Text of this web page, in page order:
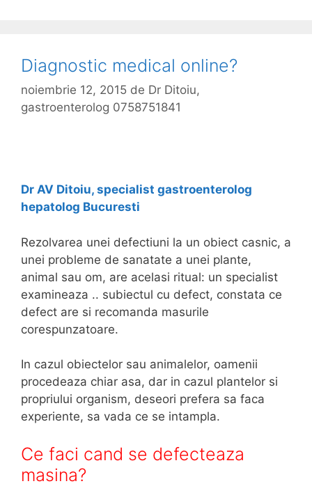
Diagnostic medical online?
noiembrie 12, 2015 de Dr Ditoiu,
gastroenterolog 0758751841
Dr AV Ditoiu, specialist gastroenterolog
hepatolog Bucuresti
Rezolvarea unei defectiuni la un obiect casnic, a
unei probleme de sanatate a unei plante,
animal sau om, are acelasi ritual: un specialist
examineaza .. subiectul cu defect, constata ce
defect are si recomanda masurile
corespunzatoare.
In cazul obiectelor sau animalelor, oamenii
procedeaza chiar asa, dar in cazul plantelor si
propriului organism, deseori prefera sa faca
experiente, sa vada ce se intampla.
Ce faci cand se defecteaza
masina?